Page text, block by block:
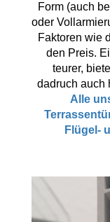
Skandinavische
Stahlfenster
Verglasung
Insektenschutz
Fensterverglasung
Tür- und
Fensterdichtungen
Folienfächer /
Insektenschutz
Rahmenlose
Fensterfarben
Smart-Home
Form (auch
oder
Faktoren wie
den Preis.
teurer,
dadruch auch
Alle
Flügel-